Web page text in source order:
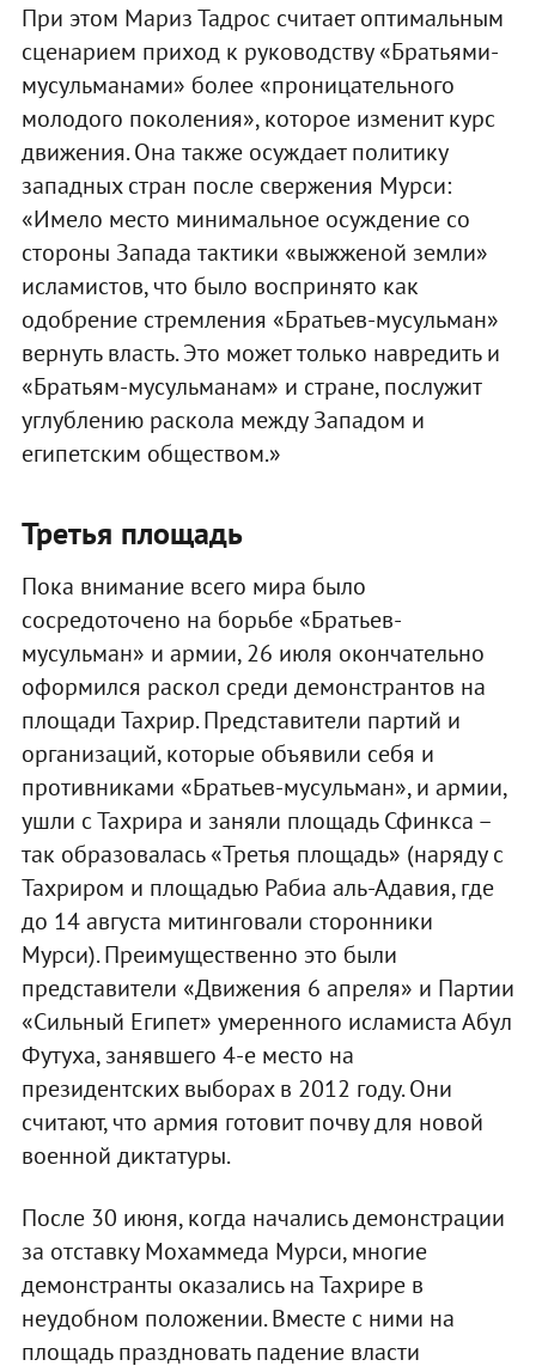
При этом Мариз Тадрос считает оптимальным
сценарием приход к руководству «Братьями-
мусульманами» более «проницательного
молодого поколения», которое изменит курс
движения. Она также осуждает политику
западных стран после свержения Мурси:
«Имело место минимальное осуждение со
стороны Запада тактики «выжженой земли»
исламистов, что было воспринято как
одобрение стремления «Братьев-мусульман»
вернуть власть. Это может только навредить и
«Братьям-мусульманам» и стране, послужит
углублению раскола между Западом и
египетским обществом.»
Третья площадь
Пока внимание всего мира было
сосредоточено на борьбе «Братьев-
мусульман» и армии, 26 июля окончательно
оформился раскол среди демонстрантов на
площади Тахрир. Представители партий и
организаций, которые объявили себя и
противниками «Братьев-мусульман», и армии,
ушли с Тахрира и заняли площадь Сфинкса –
так образовалась «Третья площадь» (наряду с
Тахриром и площадью Рабиа аль-Адавия, где
до 14 августа митинговали сторонники
Мурси). Преимущественно это были
представители «Движения 6 апреля» и Партии
«Сильный Египет» умеренного исламиста Абул
Футуха, занявшего 4-е место на
президентских выборах в 2012 году. Они
считают, что армия готовит почву для новой
военной диктатуры.
После 30 июня, когда начались демонстрации
за отставку Мохаммеда Мурси, многие
демонстранты оказались на Тахрире в
неудобном положении. Вместе с ними на
площадь праздновать падение власти